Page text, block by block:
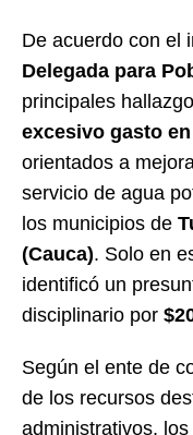
De acuerdo con el
Delegada para
principales
excesivo gasto
orientados a
servicio de agua
los municipios de
(Cauca). Solo en
identificó un
disciplinario por
Según el ente de
de los recursos
administrativos,